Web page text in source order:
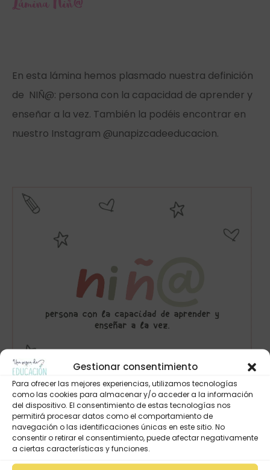
Gestionar consentimiento
Para ofrecer las mejores experiencias, utilizamos tecnologías
como las cookies para almacenar y/o acceder a la información
del dispositivo. El consentimiento de estas tecnologías nos
permitirá procesar datos como el comportamiento de
navegación o las identificaciones únicas en este sitio. No
consentir o retirar el consentimiento, puede afectar negativamente
a ciertas características y funciones.
En esta lámina hemos plasmado nuestra definición
de NIÑ@: persona con la capacidad de aprender y
enseñar a la vez. También la podéis encontrar en
nuestro Instagram @unapizcadeeducacion.